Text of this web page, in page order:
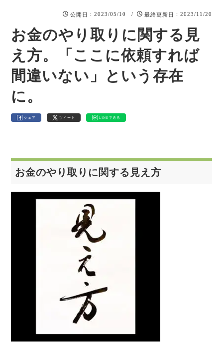
公開日 ：2023/05/10 / 最終更新日 ：2023/11/20
お金のやり取りに関する見
え方。「ここに依頼すれば
間違いない」という存在
に。
シェア ツイート LINEで送る
お金のやり取りに関する見え方